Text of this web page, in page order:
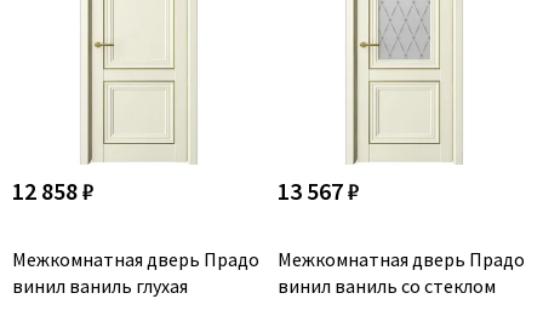
12 858 ₽
Межкомнатная дверь Прадо
винил ваниль глухая
13 567 ₽
Межкомнатная дверь Прадо
винил ваниль со стеклом